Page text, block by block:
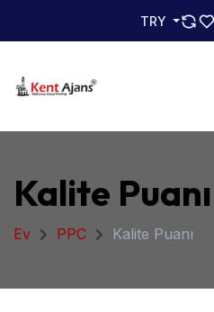
TRY
Kalite Puanı
Ev PPC Kalite Puanı